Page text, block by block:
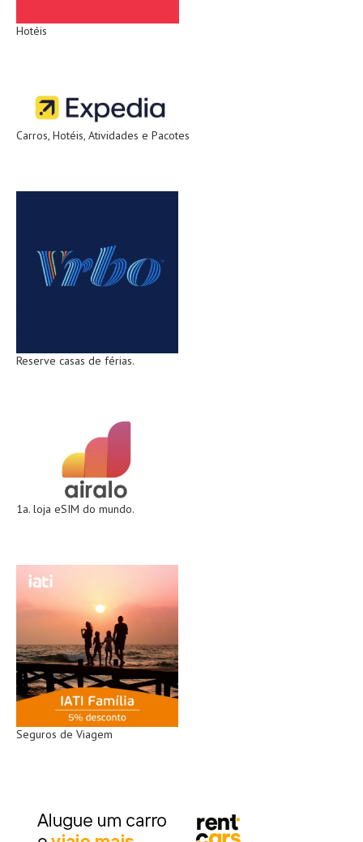
Hotéis
Carros, Hotéis, Atividades e Pacotes
Reserve casas de férias.
1a. loja eSIM do mundo.
Seguros de Viagem